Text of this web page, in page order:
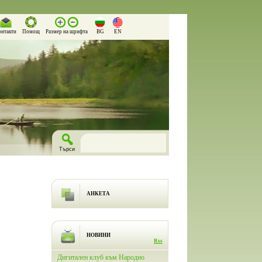
Помощ Размер на шрифта BG EN
АНКЕТА
НОВИНИ
Rss
Дигитален клуб към Народно